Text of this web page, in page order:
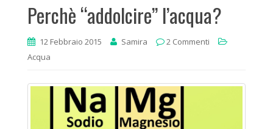
t
Perchè “addolcire” l’acqua?
12 Febbraio 2015 Samira
2 Commenti
Acqua